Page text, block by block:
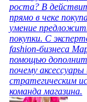
роста? В
прямо в чеке
умение
покупки. С
fashion-бизнеса
помощью
почему
стратегическим
команда магазина.